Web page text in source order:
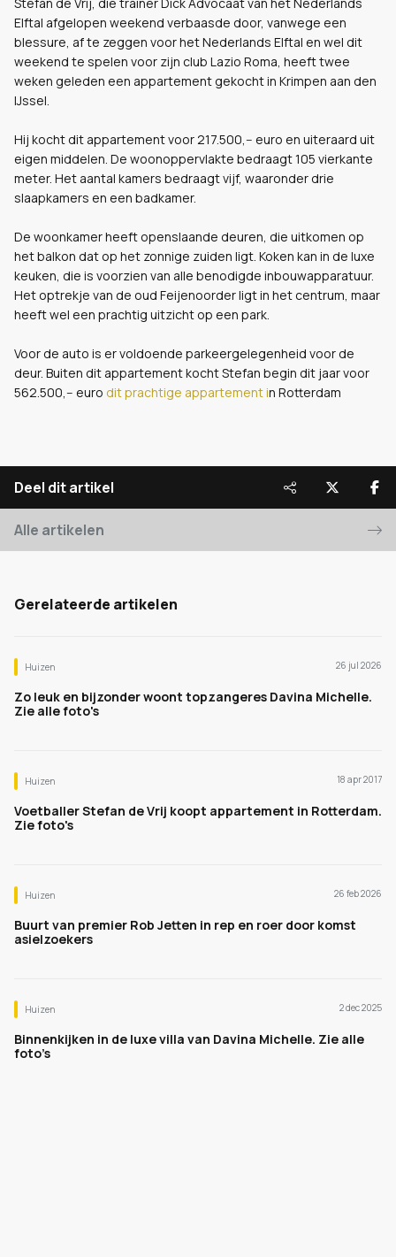
Elftal afgelopen weekend verbaasde door, vanwege een
blessure, af te zeggen voor het Nederlands Elftal en wel dit
weekend te spelen voor zijn club Lazio Roma, heeft twee
weken geleden een appartement gekocht in Krimpen aan den
IJssel.
Hij kocht dit appartement voor 217.500,-- euro en uiteraard uit
eigen middelen. De woonoppervlakte bedraagt 105 vierkante
meter. Het aantal kamers bedraagt vijf, waaronder drie
slaapkamers en een badkamer.
De woonkamer heeft openslaande deuren, die uitkomen op
het balkon dat op het zonnige zuiden ligt. Koken kan in de luxe
keuken, die is voorzien van alle benodigde inbouwapparatuur.
Het optrekje van de oud Feijenoorder ligt in het centrum, maar
heeft wel een prachtig uitzicht op een park.
Voor de auto is er voldoende parkeergelegenheid voor de
deur. Buiten dit appartement kocht Stefan begin dit jaar voor
562.500,-- euro dit prachtige appartement in Rotterdam
Deel dit artikel
Alle artikelen
Gerelateerde artikelen
Huizen 26 jul 2026
Zo leuk en bijzonder woont topzangeres Davina Michelle.
Zie alle foto's
Huizen 18 apr 2017
Voetballer Stefan de Vrij koopt appartement in Rotterdam.
Zie foto's
Huizen 26 feb 2026
Buurt van premier Rob Jetten in rep en roer door komst
asielzoekers
Huizen 2 dec 2025
Binnenkijken in de luxe villa van Davina Michelle. Zie alle
foto’s